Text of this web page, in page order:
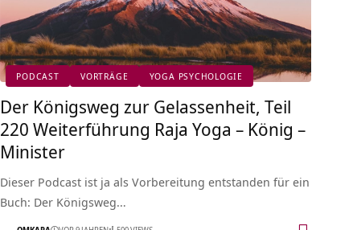
PODCAST VORTRÄGE YOGA PSYCHOLOGIE
Der Königsweg zur Gelassenheit, Teil
220 Weiterführung Raja Yoga – König –
Minister
Dieser Podcast ist ja als Vorbereitung entstanden für ein
Buch: Der Königsweg…